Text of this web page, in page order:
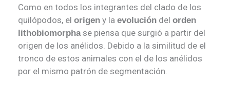
Como en todos los integrantes del clado de los
quilópodos, el origen y la evolución del orden
lithobiomorphase piensa que surgió a partir del
origen de los anélidos. Debido a la similitud de el
tronco de estos animales con el de los anélidos
por el mismo patrón de segmentación.